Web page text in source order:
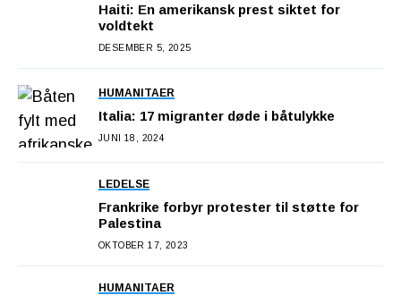
Haiti: En amerikansk prest siktet for
voldtekt
DESEMBER 5, 2025
HUMANITAER
Italia: 17 migranter døde i båtulykke
JUNI 18, 2024
LEDELSE
Frankrike forbyr protester til støtte for
Palestina
OKTOBER 17, 2023
HUMANITAER